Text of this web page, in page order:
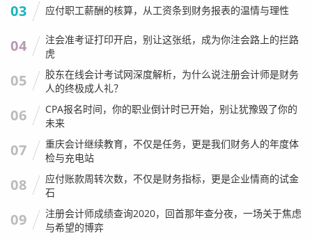
要在认缴范围内承担责任，对于债权人来说，这公司的
抗风险能力是很弱的。
我的观点：
0万、现金流健康的公司，远比一个认缴1个亿、分文未
交的公司靠谱。
经营异常与严重违法失信：企业的“征信污点”
这是企业的“黑名单”。
经营异常名录：
上）和“未年报”，在深圳，很多公司搬了家却不做工商
变更，导致信件被退回，直接进异常，这通常意味着公
司管理混乱。
03 应付职工薪酬的核算，从工资条到财务报表的温情与理性
04
注会准考证打印开启，别让这张纸，成为你注会路上的拦路
虎
05
胶东在线会计考试网深度解析，为什么说注册会计师是财务
人的终极成人礼？
06
CPA报名时间，你的职业倒计时已开始，别让犹豫毁了你的
未来
07
重庆会计继续教育，不仅是任务，更是我们财务人的年度体
检与充电站
08
应付账款周转次数，不仅是财务指标，更是企业情商的试金
石
09
注册会计师成绩查询2020，回首那年查分夜，一场关于焦虑
与希望的博弈